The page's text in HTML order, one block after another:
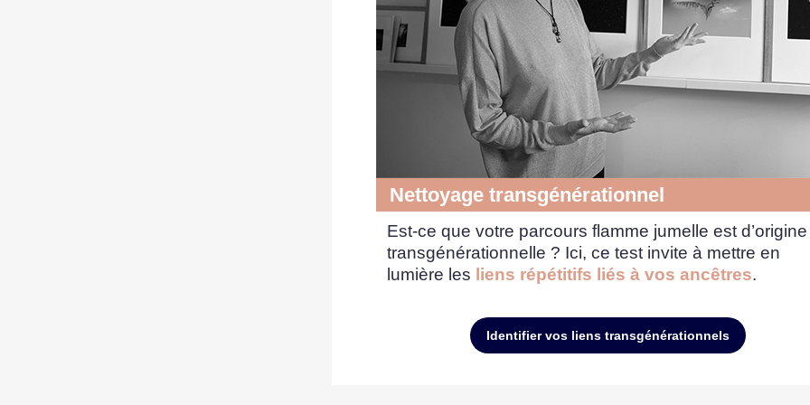
Nettoyage transgénérationnel
Est-ce que votre parcours flamme jumelle est d’origine
transgénérationnelle ? Ici, ce test invite à mettre en
lumière les liens répétitifs liés à vos ancêtres.
Identifier vos liens transgénérationnels